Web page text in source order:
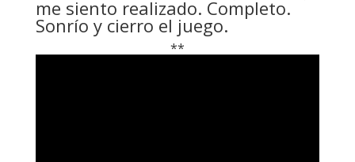
me siento realizado. Completo.
Sonrío y cierro el juego.
**